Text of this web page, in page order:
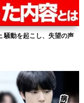
騒動を起こし、失望の声